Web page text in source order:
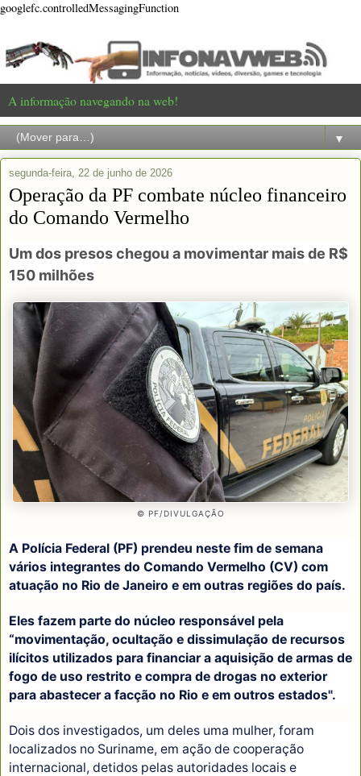
googlefc.controlledMessagingFunction
A informação navegando na web!
▼
segunda-feira, 22 de junho de 2026
Operação da PF combate núcleo financeiro
do Comando Vermelho
Um dos presos chegou a movimentar mais de R$
150 milhões
© PF/DIVULGAÇÃO
A Polícia Federal (PF) prendeu neste fim de semana
vários integrantes do Comando Vermelho (CV) com
atuação no Rio de Janeiro e em outras regiões do país.
Eles fazem parte do núcleo responsável pela
“movimentação, ocultação e dissimulação de recursos
ilícitos utilizados para financiar a aquisição de armas de
fogo de uso restrito e compra de drogas no exterior
para abastecer a facção no Rio e em outros estados".
Dois dos investigados, um deles uma mulher, foram
localizados no Suriname, em ação de cooperação
internacional, detidos pelas autoridades locais e